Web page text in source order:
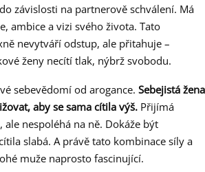
závislosti na partnerově schválení. Má
ambice a vizi svého života. Tato
nevytváří odstup, ale přitahuje –
ženy necítí tlak, nýbrž svobodu.
sebevědomí od arogance. Sebejistá žena
aby se sama cítila výš. Přijímá
nespoléhá na ně. Dokáže být
slabá. A právě tato kombinace síly a
muže naprosto fascinující.